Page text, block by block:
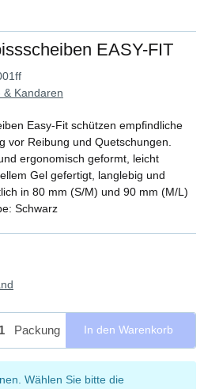
EASY-FIT
& Kandaren
Easy-Fit schützen empfindliche
vor Reibung und Quetschungen.
ergonomisch geformt, leicht
Gel gefertigt, langlebig und
in 80 mm (S/M) und 90 mm (M/L)
Schwarz
Packung In den Warenkorb
Wählen Sie bitte die